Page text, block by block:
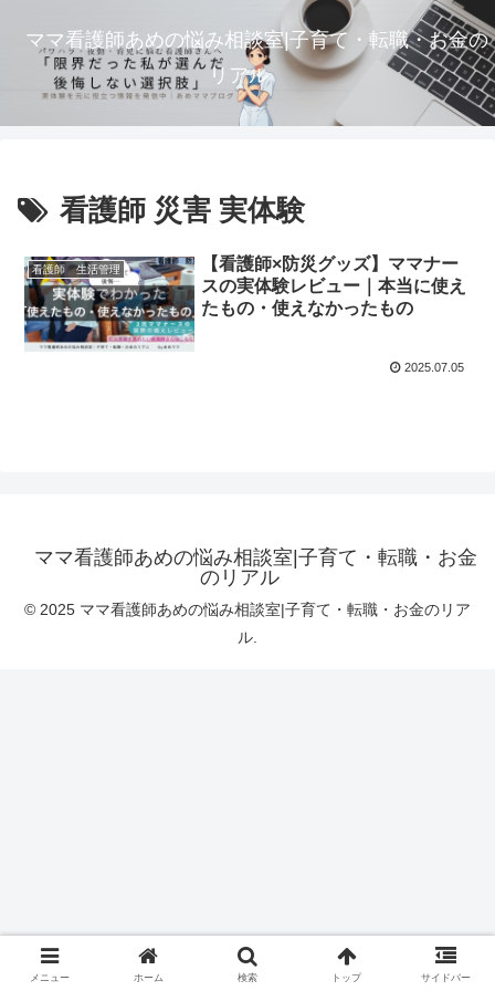
ママ看護師あめの悩み相談室|子育て・転職・お金の
リアル
看護師 災害 実体験
看護師 生活管理
【看護師×防災グッズ】ママナー
スの実体験レビュー｜本当に使え
たもの・使えなかったもの
2025.07.05
ママ看護師あめの悩み相談室|子育て・転職・お金
のリアル
© 2025 ママ看護師あめの悩み相談室|子育て・転職・お金のリア
ル.
メニュー ホーム 検索 トップ サイドバー